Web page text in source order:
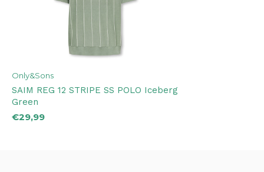
Only&Sons
SAIM REG 12 STRIPE SS POLO Iceberg
Green
€29,99